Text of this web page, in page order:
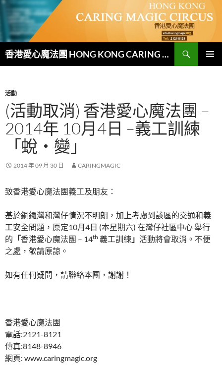
跳
要
內
容
香港愛心魔法團 HONG KONG CARING MAGIC CIRCUS
搜
尋
活動
(活動取消) 香港愛心魔法團 –
2014年 10月4日 –義工訓練
「蛻‧變」
2014 年 09 月 30 日 CARINGMAGIC
致香港愛心魔法團義工及朋友：
基於銅鑼灣和灣仔情況不明朗，加上考慮到該區的交通和義
工安全問題，原定10月4日 (本星期六) 在灣仔社區中心 舉行
的 「香港愛心魔法團 – 14th 義工訓練 」 活動將會取消。不便
之處，敬請原諒。
如有任何疑問，請聯絡本團，謝謝！
香港愛心魔法團
電話:2121-8121
傳真:8148-8946
網頁: www.caringmagic.org